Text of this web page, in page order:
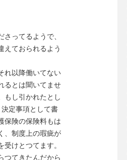
ってるようで、
えておられるよう
れ以降働いてない
るとは聞いてませ
もし引かれたとし
定事項として書
保険の保険料もは
、制度上の瑕疵が
けとつてます。
つてきたんだから